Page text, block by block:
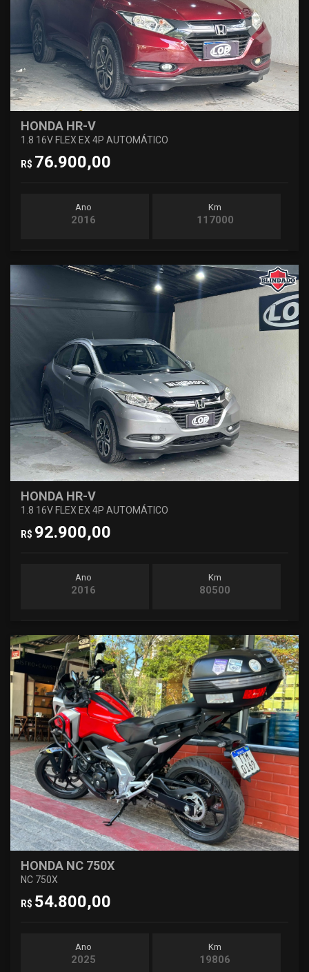
HONDA HR-V
1.8 16V FLEX EX 4P AUTOMÁTICO
R$ 76.900,00
Ano
2016
Km
117000
HONDA HR-V
1.8 16V FLEX EX 4P AUTOMÁTICO
R$ 92.900,00
Ano
2016
Km
80500
HONDA NC 750X
NC 750X
R$ 54.800,00
Ano
2025
Km
19806